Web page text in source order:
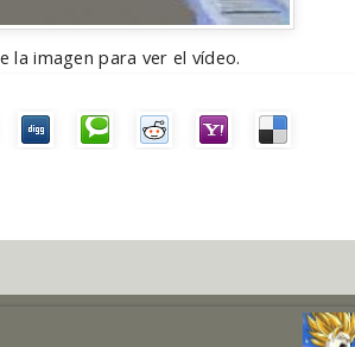
la imagen para ver el vídeo.